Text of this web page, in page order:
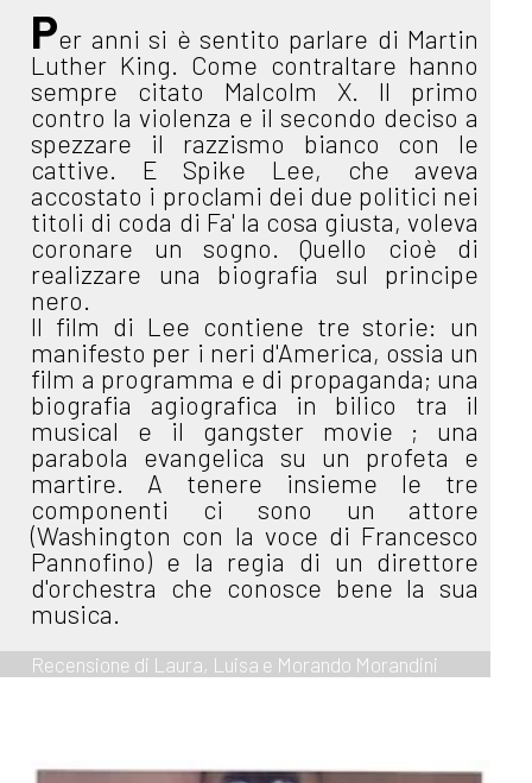
Per anni si è sentito parlare di Martin
Luther King. Come contraltare hanno
sempre citato Malcolm X. Il primo
contro la violenza e il secondo deciso a
spezzare il razzismo bianco con le
cattive. E Spike Lee, che aveva
accostato i proclami dei due politici nei
titoli di coda di Fa' la cosa giusta, voleva
coronare un sogno. Quello cioè di
realizzare una biografia sul principe
nero.
Il film di Lee contiene tre storie: un
manifesto per i neri d'America, ossia un
film a programma e di propaganda; una
biografia agiografica in bilico tra il
musical e il gangster movie ; una
parabola evangelica su un profeta e
martire. A tenere insieme le tre
componenti ci sono un attore
(Washington con la voce di Francesco
Pannofino) e la regia di un direttore
d'orchestra che conosce bene la sua
musica.
Recensione di Laura, Luisa e Morando Morandini